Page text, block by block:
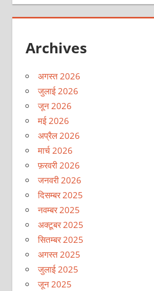
Archives
अगस्त 2026
जुलाई 2026
जून 2026
मई 2026
अप्रैल 2026
मार्च 2026
फ़रवरी 2026
जनवरी 2026
दिसम्बर 2025
नवम्बर 2025
अक्टूबर 2025
सितम्बर 2025
अगस्त 2025
जुलाई 2025
जून 2025